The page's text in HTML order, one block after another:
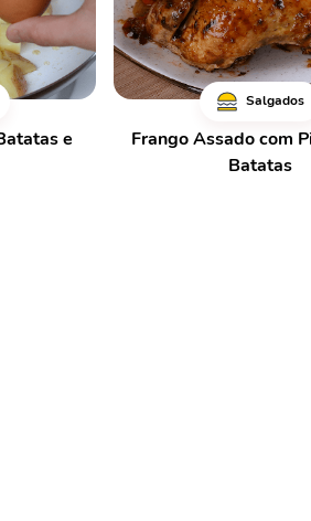
e
Salgados
Frango Assado com
Batatas